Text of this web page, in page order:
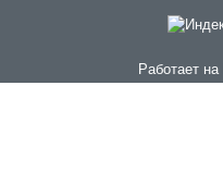
Работает на